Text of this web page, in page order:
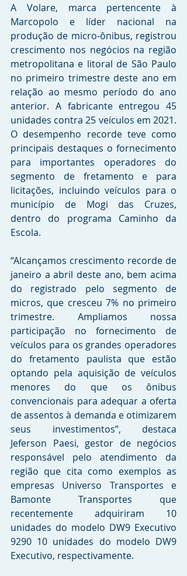
A Volare, marca pertencente à
Marcopolo e líder nacional na
produção de micro-ônibus, registrou
crescimento nos negócios na região
metropolitana e litoral de São Paulo
no primeiro trimestre deste ano em
relação ao mesmo período do ano
anterior. A fabricante entregou 45
unidades contra 25 veículos em 2021.
O desempenho recorde teve como
principais destaques o fornecimento
para importantes operadores do
segmento de fretamento e para
licitações, incluindo veículos para o
município de Mogi das Cruzes,
dentro do programa Caminho da
Escola.
“Alcançamos crescimento recorde de
janeiro a abril deste ano, bem acima
do registrado pelo segmento de
micros, que cresceu 7% no primeiro
trimestre. Ampliamos nossa
participação no fornecimento de
veículos para os grandes operadores
do fretamento paulista que estão
optando pela aquisição de veículos
menores do que os ônibus
convencionais para adequar a oferta
de assentos à demanda e otimizarem
seus investimentos”, destaca
Jeferson Paesi, gestor de negócios
responsável pelo atendimento da
região que cita como exemplos as
empresas Universo Transportes e
Bamonte Transportes que
recentemente adquiriram 10
unidades do modelo DW9 Executivo
9290 10 unidades do modelo DW9
Executivo, respectivamente.